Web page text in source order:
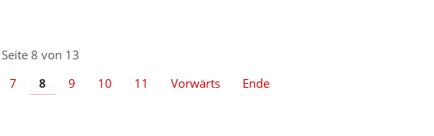
Seite 8 von 13
7 8 9 10 11 Vorwärts Ende